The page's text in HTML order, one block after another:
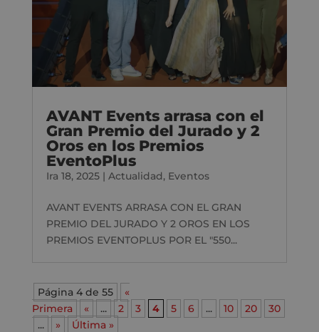
AVANT Events arrasa con el
Gran Premio del Jurado y 2
Oros en los Premios
EventoPlus
Ira 18, 2025| Actualidad, Eventos
AVANT EVENTS ARRASA CON EL GRAN
PREMIO DEL JURADO Y 2 OROS EN LOS
PREMIOS EVENTOPLUS POR EL "550...
Página 4 de 55
«
Primera
« ... 2 3 4 5 6 ... 10 20
30
...
» Última »